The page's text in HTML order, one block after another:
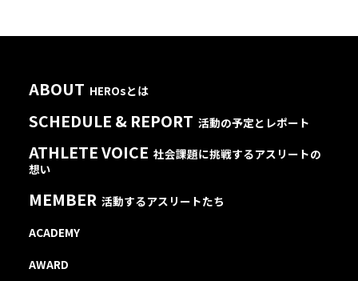
ABOUT HEROsとは
SCHEDULE & REPORT 活動の予定とレポート
ATHLETE VOICE 社会課題に挑戦するアスリートの
想い
MEMBER 活動するアスリートたち
ACADEMY
AWARD